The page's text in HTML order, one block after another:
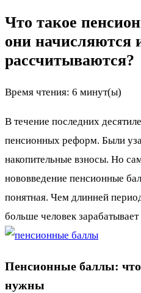
Что такое
они начисляются
рассчитываются?
Время чтения: 6 минут(ы)
В течение последних
пенсионных реформ. Были
накопительные взносы. Но
нововведение пенсионные
понятная. Чем длинней
больше человек зарабатывает
Пенсионные баллы: что
нужны